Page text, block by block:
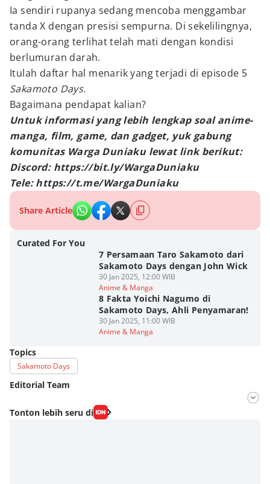
Ia sendiri rupanya sedang mencoba menggambar
tanda X dengan presisi sempurna. Di sekelilingnya,
orang-orang terlihat telah mati dengan kondisi
berlumuran darah.
Itulah daftar hal menarik yang terjadi di episode 5
Sakamoto Days.
Bagaimana pendapat kalian?
Untuk informasi yang lebih lengkap soal anime-
manga, film, game, dan gadget, yuk gabung
komunitas Warga Duniaku lewat link berikut:
Discord: https://bit.ly/WargaDuniaku
Tele: https://t.me/WargaDuniaku
Share Article
Curated For You
7 Persamaan Taro Sakamoto dari
Sakamoto Days dengan John Wick
30 Jan 2025, 12:00 WIB
Anime & Manga
8 Fakta Yoichi Nagumo di
Sakamoto Days, Ahli Penyamaran!
30 Jan 2025, 11:00 WIB
Anime & Manga
Topics
Sakamoto Days
Editorial Team
Editor
Fahrul Razi Uni Nurullah
Tonton lebih seru di